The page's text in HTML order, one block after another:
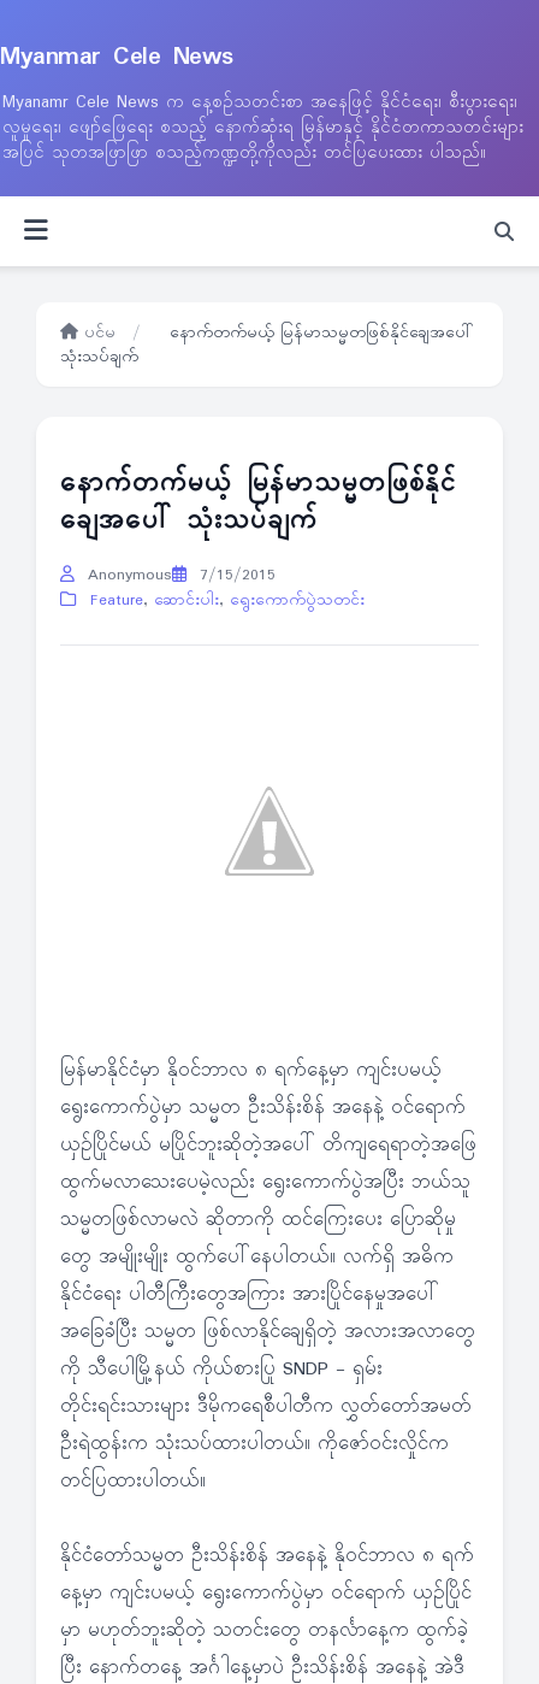
Myanmar Cele News
Myanamr Cele News က နေ့စဉ်သတင်းစာ အနေဖြင့် နိုင်ငံရေး၊ စီးပွားရေး၊
လူမှုရေး၊ ဖျော်ဖြေရေး စသည့် နောက်ဆုံးရ မြန်မာနှင့် နိုင်ငံတကာသတင်းများ
အပြင် သုတအဖြာဖြာ စသည့်ကဏ္ဍတို့ကိုလည်း တင်ပြပေးထား ပါသည်။
ပင်မ /
နောက်တက်မယ့် မြန်မာသမ္မတဖြစ်နိုင်ချေအပေါ်
သုံးသပ်ချက်
နောက်တက်မယ့် မြန်မာသမ္မတဖြစ်နိုင်
ချေအပေါ် သုံးသပ်ချက်
Anonymous
7/15/2015
Feature, ဆောင်းပါး, ရွေးကောက်ပွဲသတင်း
မြန်မာနိုင်ငံမှာ နိုဝင်ဘာလ ၈ ရက်နေ့မှာ ကျင်းပမယ့်
ရွေးကောက်ပွဲမှာ သမ္မတ ဦးသိန်းစိန် အနေနဲ့ ဝင်ရောက်
ယှဉ်ပြိုင်မယ် မပြိုင်ဘူးဆိုတဲ့အပေါ် တိကျရေရာတဲ့အဖြေ
ထွက်မလာသေးပေမဲ့လည်း ရွေးကောက်ပွဲအပြီး ဘယ်သူ
သမ္မတဖြစ်လာမလဲ ဆိုတာကို ထင်ကြေးပေး ပြောဆိုမှု
တွေ အမျိုးမျိုး ထွက်ပေါ်နေပါတယ်။ လက်ရှိ အဓိက
နိုင်ငံရေး ပါတီကြီးတွေအကြား အားပြိုင်နေမှုအပေါ်
အခြေခံပြီး သမ္မတ ဖြစ်လာနိုင်ချေရှိတဲ့ အလားအလာတွေ
ကို သီပေါမြို့နယ် ကိုယ်စားပြု SNDP - ရှမ်း
တိုင်းရင်းသားများ ဒီမိုကရေစီပါတီက လွှတ်တော်အမတ်
ဦးရဲထွန်းက သုံးသပ်ထားပါတယ်။ ကိုဇော်ဝင်းလှိုင်က
တင်ပြထားပါတယ်။
နိုင်ငံတော်သမ္မတ ဦးသိန်းစိန် အနေနဲ့ နိုဝင်ဘာလ ၈ ရက်
နေ့မှာ ကျင်းပမယ့် ရွေးကောက်ပွဲမှာ ဝင်ရောက် ယှဉ်ပြိုင်
မှာ မဟုတ်ဘူးဆိုတဲ့ သတင်းတွေ တနင်္လာနေ့က ထွက်ခဲ့
ပြီး နောက်တနေ့ အင်္ဂါနေ့မှာပဲ ဦးသိန်းစိန် အနေနဲ့ အဲဒီ